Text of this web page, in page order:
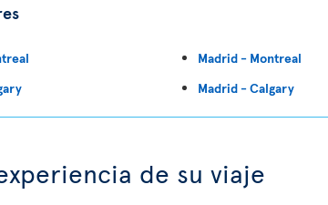
Madrid - Montreal
Madrid - Calgary
de su viaje